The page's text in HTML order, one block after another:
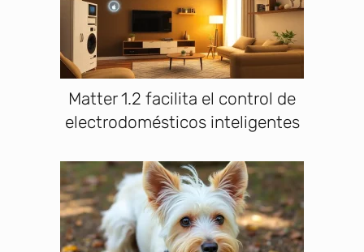
Matter 1.2 facilita el control de
electrodomésticos inteligentes